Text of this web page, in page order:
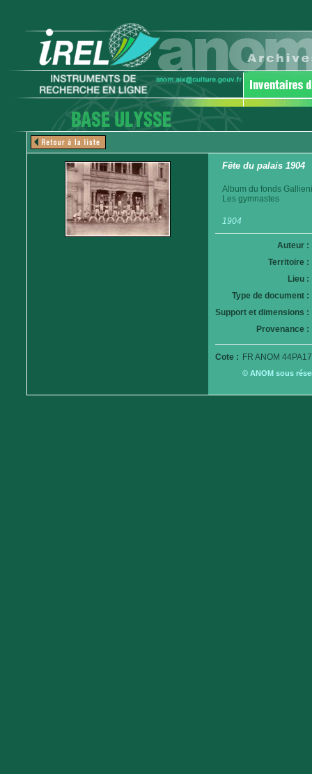
Fête du palais 1904
Album du fonds
Les gymnastes
1904
Auteur :
Territoire :
Lieu :
Type de document :
Support et dimensions :
Provenance :
Cote : FR ANOM
© ANOM sous